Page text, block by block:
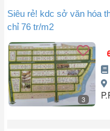
Siêu rẻ! kdc sở văn hóa
chỉ 76 tr/m2
3